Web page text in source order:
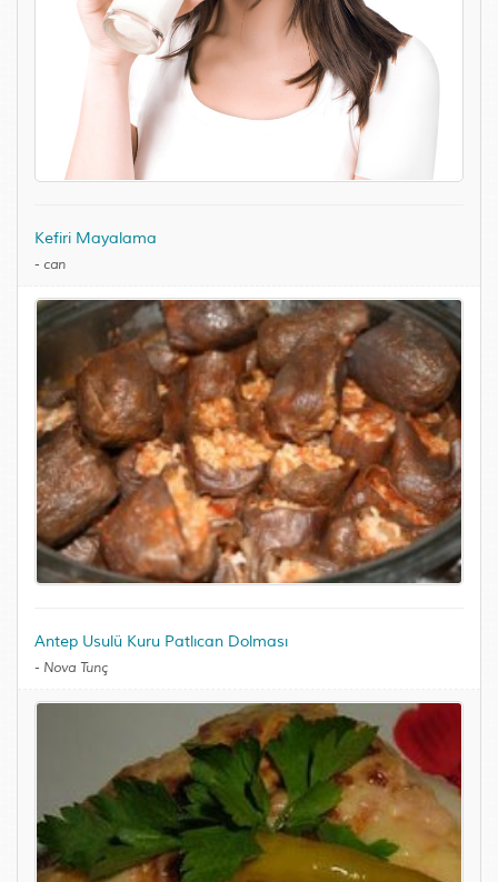
Kefiri Mayalama
- can
Antep Usulü Kuru Patlıcan Dolması
- Nova Tunç